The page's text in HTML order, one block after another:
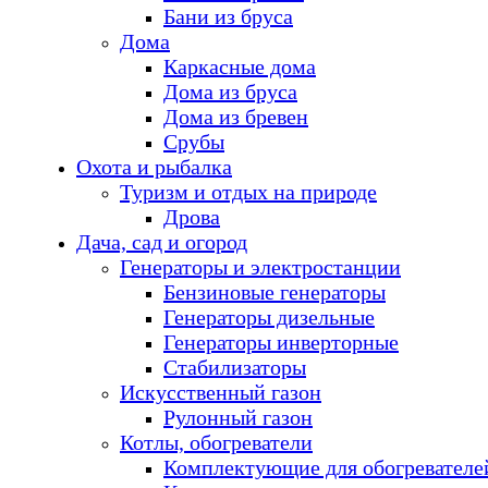
Бани из бруса
Дома
Каркасные дома
Дома из бруса
Дома из бревен
Срубы
Охота и рыбалка
Туризм и отдых на природе
Дрова
Дача, сад и огород
Генераторы и электростанции
Бензиновые генераторы
Генераторы дизельные
Генераторы инверторные
Стабилизаторы
Искусственный газон
Рулонный газон
Котлы, обогреватели
Комплектующие для